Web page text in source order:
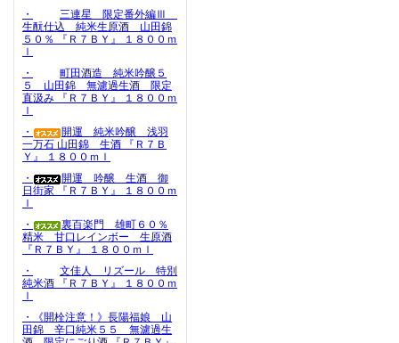
・
三連星 限定番外編Ⅲ
生酛仕込 純米生原酒 山田錦
５０％ 『Ｒ７ＢＹ』 １８００ｍ
ｌ
・
町田酒造 純米吟醸５
５ 山田錦 無濾過生酒 限定
直汲み 『Ｒ７ＢＹ』 １８００ｍ
ｌ
・
開運 純米吟醸 浅羽
一万石 山田錦 生酒 『Ｒ７Ｂ
Ｙ』 １８００ｍｌ
・
開運 吟醸 生酒 御
日街家 『Ｒ７ＢＹ』 １８００ｍ
ｌ
・
裏百楽門 雄町６０％
精米 甘口レインボー 生原酒
『Ｒ７ＢＹ』 １８００ｍｌ
・
文佳人 リズール 特別
純米酒 『Ｒ７ＢＹ』 １８００ｍ
ｌ
・《開栓注意！》長陽福娘 山
田錦 辛口純米５５ 無濾過生